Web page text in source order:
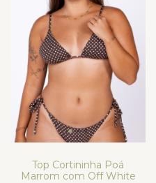
Top Cortininha Poá
Marrom com Off White